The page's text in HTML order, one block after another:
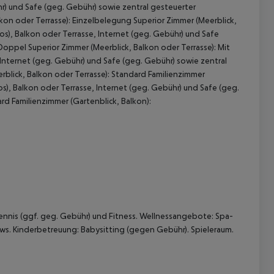
und Safe (geg. Gebühr) sowie zentral gesteuerter
oder Terrasse): Einzelbelegung Superior Zimmer (Meerblick,
Balkon oder Terrasse, Internet (geg. Gebühr) und Safe
Superior Zimmer (Meerblick, Balkon oder Terrasse): Mit
(geg. Gebühr) und Safe (geg. Gebühr) sowie zentral
Balkon oder Terrasse): Standard Familienzimmer
Balkon oder Terrasse, Internet (geg. Gebühr) und Safe (geg.
Familienzimmer (Gartenblick, Balkon):
(ggf. geg. Gebühr) und Fitness. Wellnessangebote: Spa-
Kinderbetreuung: Babysitting (gegen Gebühr). Spieleraum.